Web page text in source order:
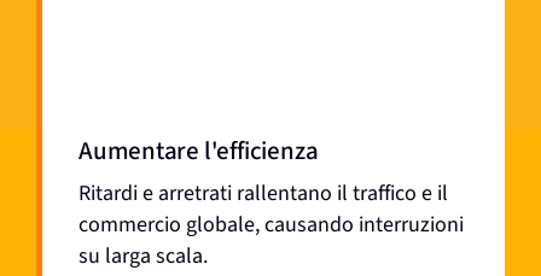
Aumentare l'efficienza
Ritardi e arretrati rallentano il traffico e il
commercio globale, causando interruzioni
su larga scala.